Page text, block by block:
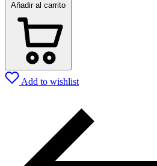
Añadir al carrito
Add to wishlist